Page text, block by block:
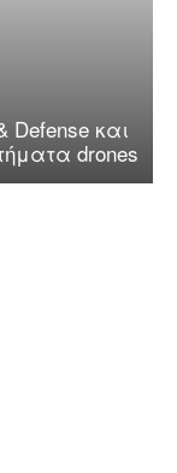
Defense και
drones